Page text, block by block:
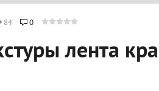
84 0
лента